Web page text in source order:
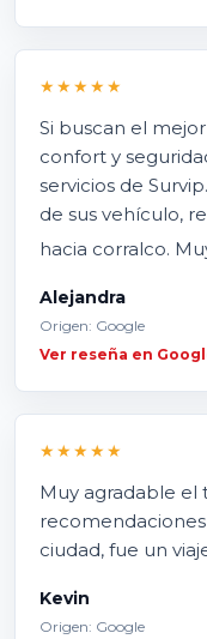
★★★★★
Si buscan el
confort y
servicios de
de sus vehículo,
hacia corralco.
Alejandra
Origen: Google
Ver reseña en
★★★★★
Muy agradable el
ciudad, fue un
Kevin
Origen: Google